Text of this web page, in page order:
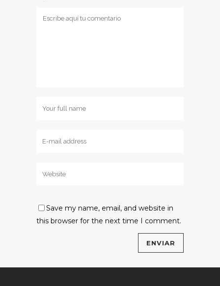
Save my name, email, and website in
this browser for the next time I comment.